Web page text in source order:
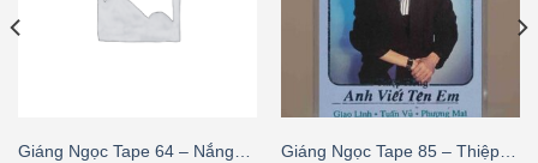
Giáng Ngọc Tape 64 – Nắng
Giáng Ngọc Tape 85 – Thiệp